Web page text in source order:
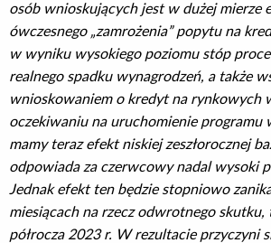
osób wnioskujących jest w dużej mierze
ówczesnego „zamrożenia” popytu na
w wyniku wysokiego poziomu stóp
realnego spadku wynagrodzeń, a także
wnioskowaniem o kredyt na rynkowych
oczekiwaniu na uruchomienie programu
mamy teraz efekt niskiej zeszłorocznej
odpowiada za czerwcowy nadal wysoki
Jednak efekt ten będzie stopniowo
miesiącach na rzecz odwrotnego skutku,
półrocza 2023 r. W rezultacie przyczyni